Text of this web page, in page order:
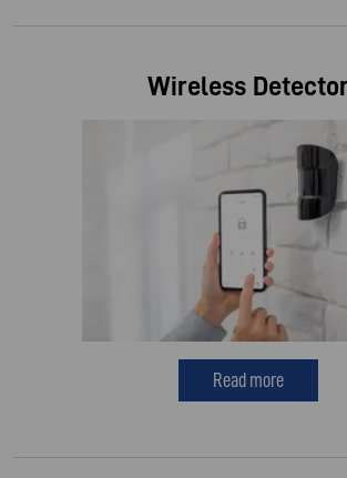
Wireless Detector
Read more